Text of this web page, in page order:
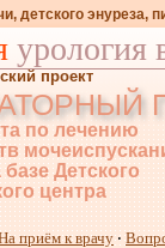
детского энуреза,
урология
проект
по лечению
базе Детского
центра
приём к врачу ·